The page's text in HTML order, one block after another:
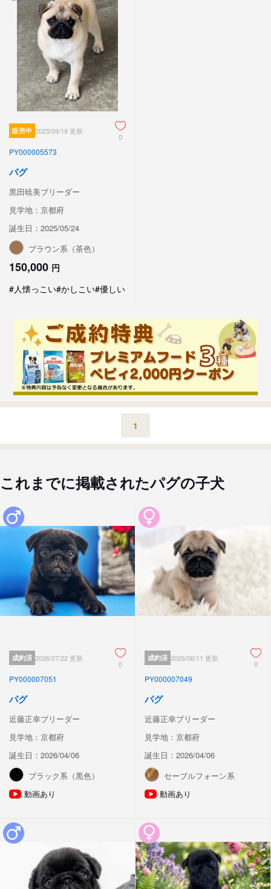
販売中 2025/09/19 更新
0
PY000005573
パグ
黒田暁美ブリーダー
見学地：京都府
誕生日：2025/05/24
ブラウン系（茶色）
150,000 円
#人懐っこい#かしこい#優しい
1
これまでに掲載されたパグの子犬
成約済 2026/07/22 更新
0
PY000007051
パグ
近藤正幸ブリーダー
見学地：京都府
誕生日：2026/04/06
ブラック系（黒色）
動画あり
成約済 2026/06/11 更新
0
PY000007049
パグ
近藤正幸ブリーダー
見学地：京都府
誕生日：2026/04/06
セーブルフォーン系
動画あり